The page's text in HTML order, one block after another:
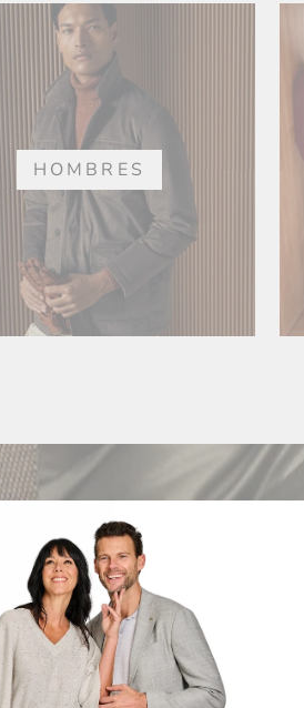
HOMBRES
casa
MUJER -